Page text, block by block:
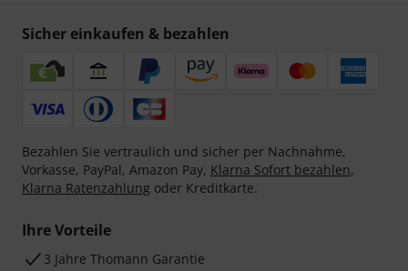
Sicher einkaufen & bezahlen
Bezahlen Sie vertraulich und sicher per Nachnahme,
Vorkasse, PayPal, Amazon Pay, Klarna Sofort bezahlen,
Klarna Ratenzahlung oder Kreditkarte.
Ihre Vorteile
3 Jahre Thomann Garantie